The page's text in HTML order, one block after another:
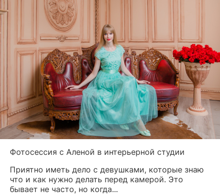
Фотосессия с Аленой в интерьерной студии
Приятно иметь дело с девушками, которые знаю
что и как нужно делать перед камерой. Это
бывает не часто, но когда...